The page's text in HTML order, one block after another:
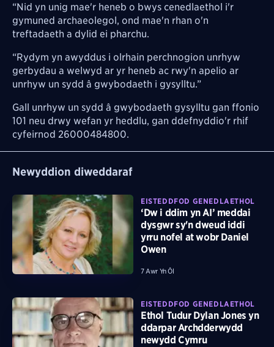
“Nid yn unig mae'r heneb o bwys cenedlaethol i'r
gymuned archaeolegol, ond mae'n rhan o'n
treftadaeth a dylid ei pharchu.
“Rydym yn awyddus i olrhain perchnogion unrhyw
gerbydau a welwyd ar yr heneb ac rwy'n apelio ar
unrhyw un sydd â gwybodaeth i gysylltu.”
Gall unrhyw un sydd â gwybodaeth gysylltu gan ffonio
101 neu drwy wefan yr heddlu, gan ddefnyddio'r rhif
cyfeirnod 26000484800.
Newyddion diweddaraf
EISTEDDFOD GENEDLAETHOL
‘Dw i ddim yn AI’ meddai
dysgwr sy'n dweud iddi
yrru nofel at wobr Daniel
Owen
7 Awr Yn Ôl
EISTEDDFOD GENEDLAETHOL
Ethol Tudur Dylan Jones yn
ddarpar Archdderwydd
newydd Cymru